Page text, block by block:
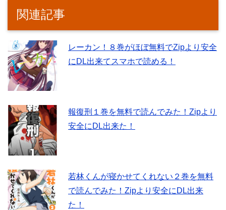
関連記事
レーカン！８巻がほぼ無料でZipより安全
にDL出来てスマホで読める！
報復刑１巻を無料で読んでみた！Zipより
安全にDL出来た！
若林くんが寝かせてくれない２巻を無料
で読んでみた！Zipより安全にDL出来
た！